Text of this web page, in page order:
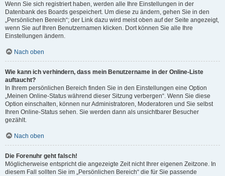
Wenn Sie sich registriert haben, werden alle Ihre Einstellungen in der
Datenbank des Boards gespeichert. Um diese zu ändern, gehen Sie in den
„Persönlichen Bereich“; der Link dazu wird meist oben auf der Seite angezeigt,
wenn Sie auf Ihren Benutzernamen klicken. Dort können Sie alle Ihre
Einstellungen ändern.
Nach oben
Wie kann ich verhindern, dass mein Benutzername in der Online-Liste
auftaucht?
In Ihrem persönlichen Bereich finden Sie in den Einstellungen eine Option
„Meinen Online-Status während dieser Sitzung verbergen“. Wenn Sie diese
Option einschalten, können nur Administratoren, Moderatoren und Sie selbst
Ihren Online-Status sehen. Sie werden dann als unsichtbarer Besucher
gezählt.
Nach oben
Die Forenuhr geht falsch!
Möglicherweise entspricht die angezeigte Zeit nicht Ihrer eigenen Zeitzone. In
diesem Fall sollten Sie im „Persönlichen Bereich“ die für Sie passende